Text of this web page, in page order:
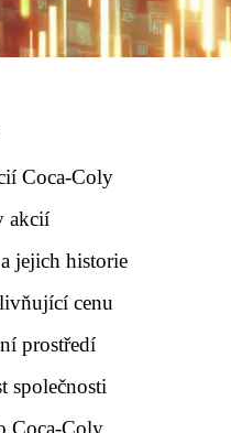
Coca-Coly
akcií
jejich historie
cenu
prostředí
společnosti
Coca-Coly